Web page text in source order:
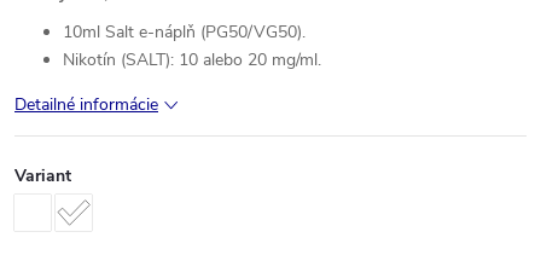
10ml Salt e-náplň (PG50/VG50).
Nikotín (SALT): 10 alebo 20 mg/ml.
Detailné informácie
Variant